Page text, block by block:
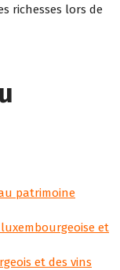
richesses lors de
patrimoine
et
et des vins